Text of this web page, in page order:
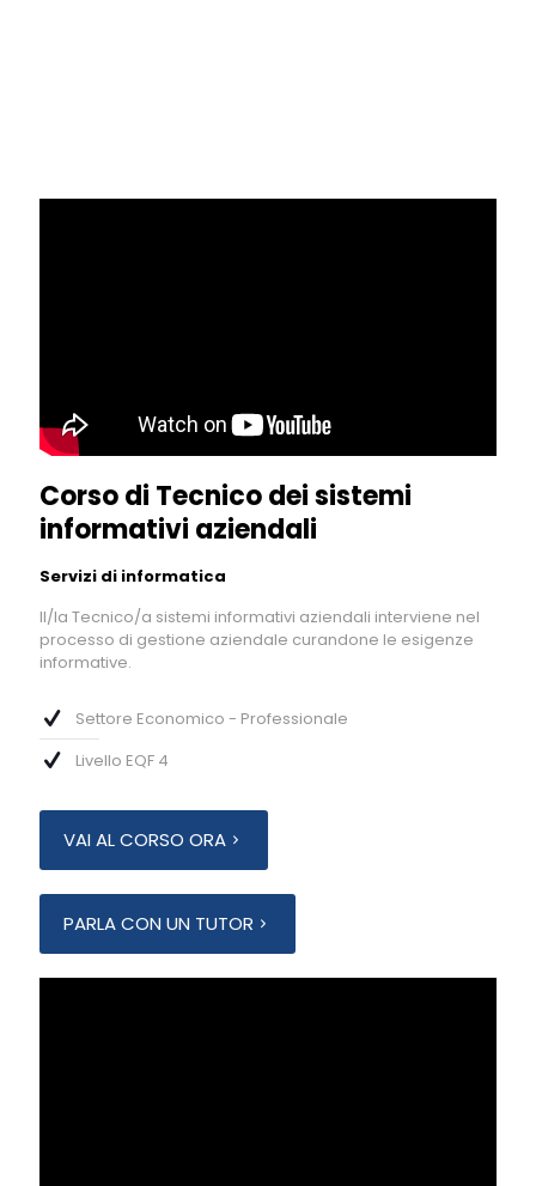
Corso di Tecnico dei sistemi
informativi aziendali
Servizi di informatica
Il/la Tecnico/a sistemi informativi aziendali interviene nel
processo di gestione aziendale curandone le esigenze
informative.
Settore Economico - Professionale
Livello EQF 4
VAI AL CORSO ORA
PARLA CON UN TUTOR